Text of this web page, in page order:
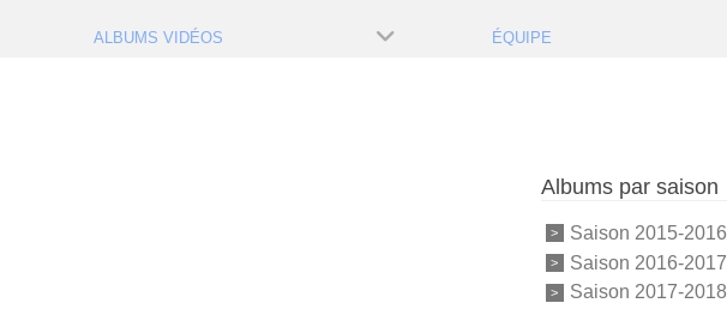
ALBUMS VIDÉOS ÉQUIPE
Albums par saison
Saison 2015-2016
Saison 2016-2017
Saison 2017-2018